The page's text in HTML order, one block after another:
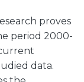
proves
period 2000-
data.